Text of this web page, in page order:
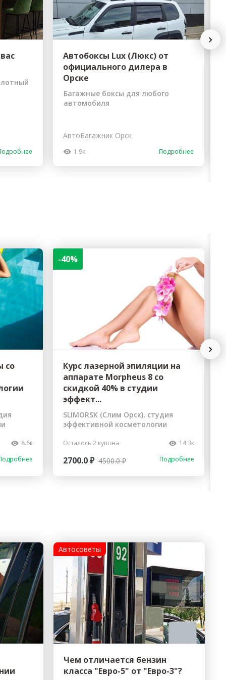
erid: LdtCKJjWj Реклама. ИП Кучеренко Николай
Автобоксы Lux (Люкс) от
официального дилера в
Орске
Багажные боксы для любого
автомобиля
АвтоБагажник Орск
1.9к Подробнее
Next
со
8.6к
-40%
Курс лазерной эпиляции на
аппарате Morpheus 8 со
скидкой 40% в студии
эффект...
SLIMORSK (Слим Орск), студия
эффективной косметологии
Осталось 2 купона 14.3к
2700.0 ₽ 4500.0 ₽ Подробнее
Next
Автосоветы
Чем отличается бензин
класса "Евро-5" от "Евро-3"?